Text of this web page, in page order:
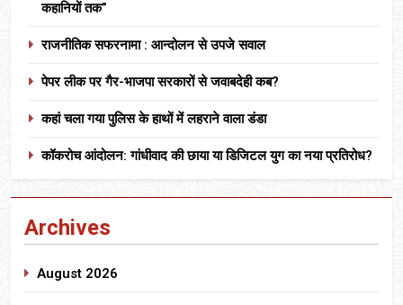
कहानियों तक”
राजनीतिक सफरनामा : आन्दोलन से उपजे सवाल
पेपर लीक पर गैर-भाजपा सरकारों से जवाबदेही कब?
कहां चला गया पुलिस के हाथों में लहराने वाला डंडा
कॉकरोच आंदोलन: गांधीवाद की छाया या डिजिटल युग का नया प्रतिरोध?
Archives
August 2026